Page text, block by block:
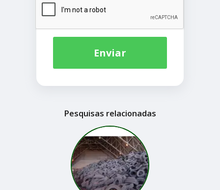
Enviar
Pesquisas relacionadas